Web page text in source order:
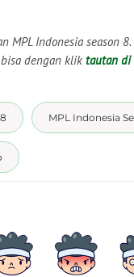
MPL Indonesia season
dengan klik tautan di
MPL Indonesia